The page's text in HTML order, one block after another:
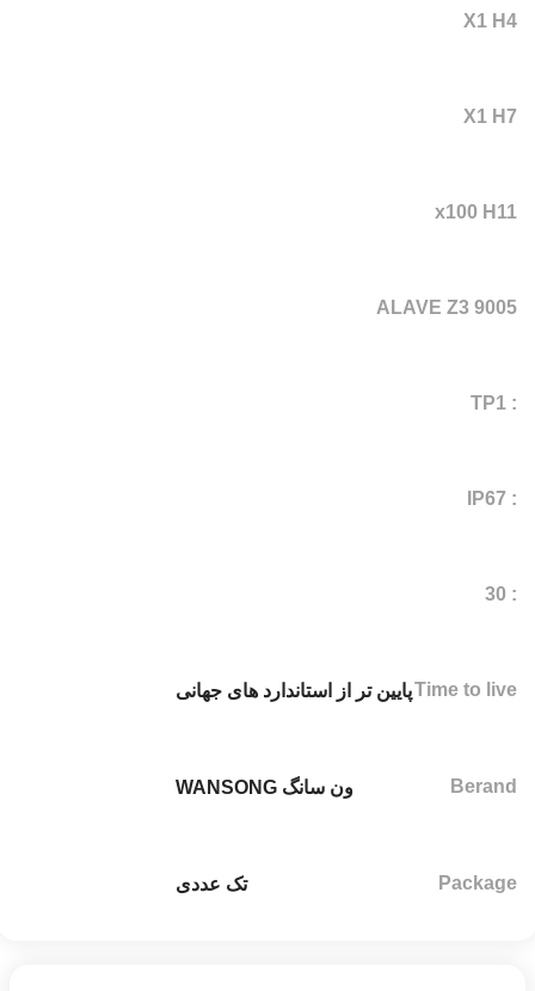
X1 H4
X1 H7
x100 H11
ALAVE Z3 9005
: TP1
: IP67
: 30
Time to liveپایین تر از استاندارد های جهانی
Berand ون سانگ WANSONG
Package تک عددی